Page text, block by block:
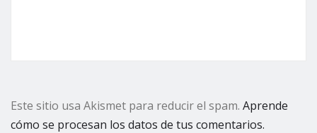
Este sitio usa Akismet para reducir el spam. Aprende
cómo se procesan los datos de tus comentarios.